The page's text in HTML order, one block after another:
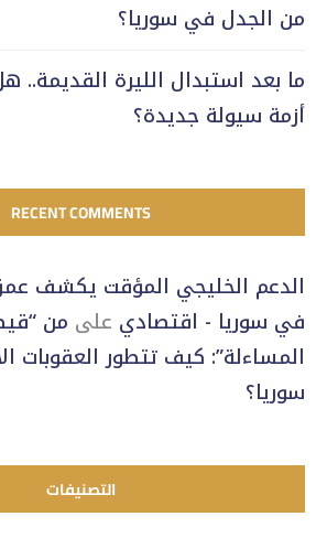
من الجدل في سوريا؟
ما بعد استبدال الليرة القديمة..
أزمة سيولة جديدة؟
RECENT COMMENTS
الدعم الخليجي المؤقت يكشف عمق
في سوريا - اقتصادي على من
المساءلة”: كيف تتطور العقوبات
سوريا؟
التصنيفات